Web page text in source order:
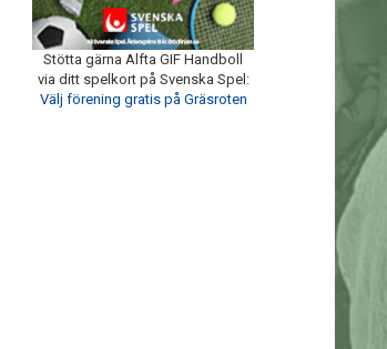
Stötta gärna Alfta GIF Handboll
via ditt spelkort på Svenska Spel:
Välj förening gratis på Gräsroten